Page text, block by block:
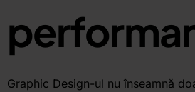
Graphic Design-ul nu înseamnă